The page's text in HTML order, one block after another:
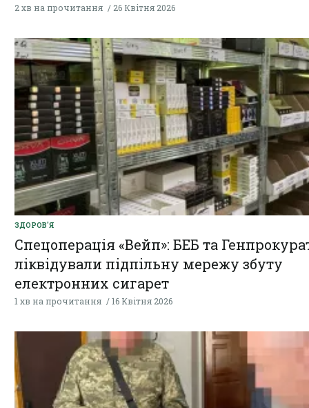
2 хв на прочитання 26 Квітня 2026
ЗДОРОВ'Я
Спецоперація «Вейп»: БЕБ та
ліквідували підпільну мережу збуту
електронних сигарет
1 хв на прочитання 16 Квітня 2026